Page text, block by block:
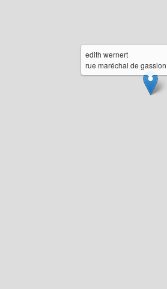
edith wernert
rue maréchal de